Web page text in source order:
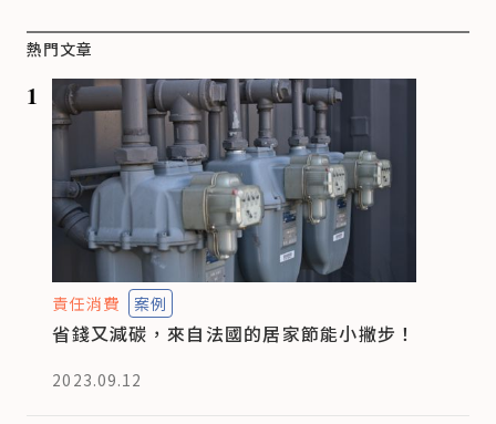
熱門文章
1
責任消費 案例
省錢又減碳，來自法國的居家節能小撇步！
2023.09.12